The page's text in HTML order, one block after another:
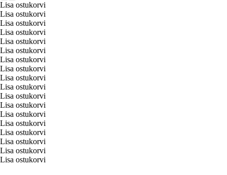
Lisa ostukorvi
Lisa ostukorvi
Lisa ostukorvi
Lisa ostukorvi
Lisa ostukorvi
Lisa ostukorvi
Lisa ostukorvi
Lisa ostukorvi
Lisa ostukorvi
Lisa ostukorvi
Lisa ostukorvi
Lisa ostukorvi
Lisa ostukorvi
Lisa ostukorvi
Lisa ostukorvi
Lisa ostukorvi
Lisa ostukorvi
Lisa ostukorvi